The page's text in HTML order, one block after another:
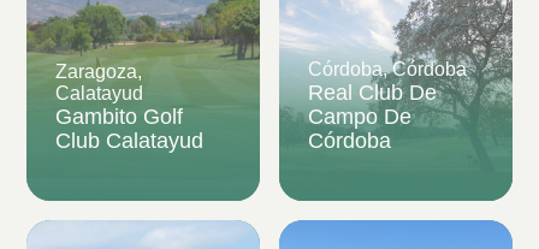
Zaragoza,
Calatayud
Gambito Golf
Club Calatayud
Córdoba, Córdoba
Real Club De
Campo De
Córdoba